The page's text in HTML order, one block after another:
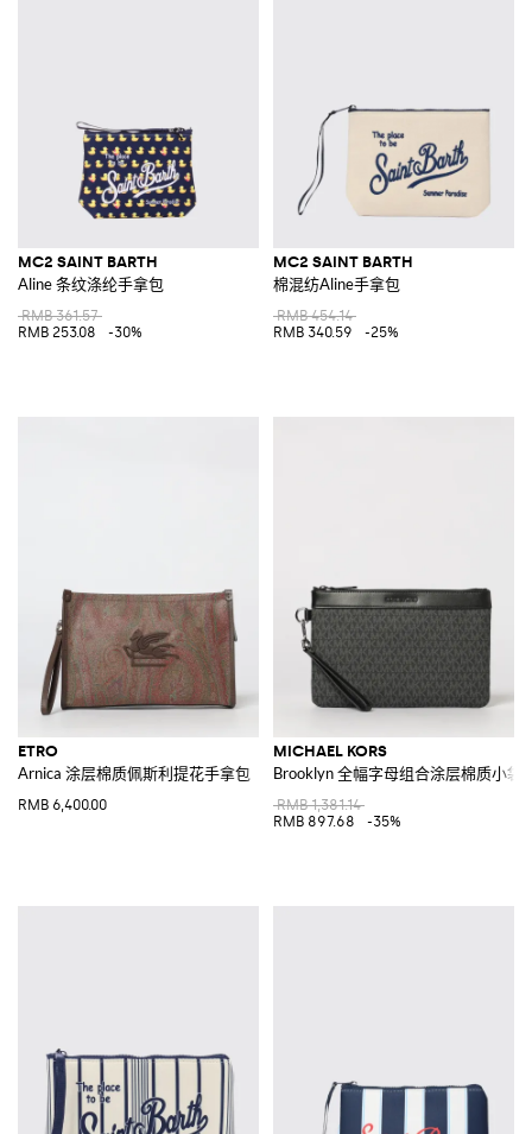
MC2 SAINT BARTH
Aline 条纹涤纶手拿包
RMB 361.57
RMB 253.08
-30%
MC2 SAINT BARTH
棉混纺Aline手拿包
RMB 454.14
RMB 340.59
-25%
ETRO
Arnica 涂层棉质佩斯利提花手拿包
RMB 6,400.00
MICHAEL KORS
Brooklyn 全幅字母组合涂层棉质小袋
RMB 1,381.14
RMB 897.68
-35%